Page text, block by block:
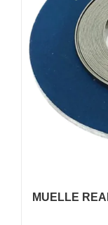
MUELLE